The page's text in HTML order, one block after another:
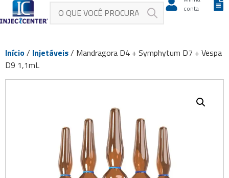
conta
Início/ Injetáveis/ Mandragora D4 + Symphytum D7 + Vespa
D9 1,1mL